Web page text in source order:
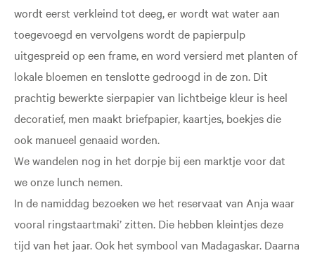
wordt eerst verkleind tot deeg, er wordt wat water aan
toegevoegd en vervolgens wordt de papierpulp
uitgespreid op een frame, en word versierd met planten of
lokale bloemen en tenslotte gedroogd in de zon. Dit
prachtig bewerkte sierpapier van lichtbeige kleur is heel
decoratief, men maakt briefpapier, kaartjes, boekjes die
ook manueel genaaid worden.
We wandelen nog in het dorpje bij een marktje voor dat
we onze lunch nemen.
In de namiddag bezoeken we het reservaat van Anja waar
vooral ringstaartmaki’ zitten. Die hebben kleintjes deze
tijd van het jaar. Ook het symbool van Madagaskar. Daarna